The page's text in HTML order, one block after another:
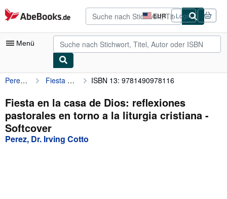
Zum Hauptinhalt
AbeBooks.de EUR
Seite
der
Einkaufseinstellungen.
Login
Menü
Nutzerkonto
Meine Bestellungen
Detailsuche
Sammlungen
Perez, Dr. Irving Cotto Fiesta en la casa de Dios: reflexiones pastorales en torno a la liturgia cristiana ISBN 13: 9781490978116
Fiesta en la casa de Dios: reflexiones
pastorales en torno a la liturgia cristiana -
Softcover
Perez, Dr. Irving Cotto